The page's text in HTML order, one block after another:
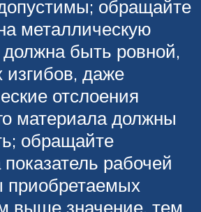
обращайте
металлическую
должна быть ровной,
даже
отслоения
материала должны
обращайте
рабочей
приобретаемых
выше значение, тем